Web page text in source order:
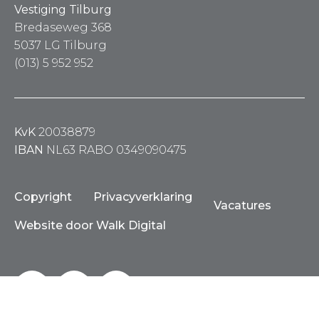
Vestiging Tilburg
Bredaseweg 368
5037 LG Tilburg
(013) 5 952 952
KvK 20038879
IBAN NL63 RABO 0349090475
Copyright Privacyverklaring
Vacatures
Website door Walk Digital